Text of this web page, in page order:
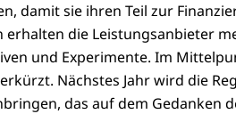
damit sie ihren Teil zur
erhalten die Leistungsanbieter
und Experimente. Im
Nächstes Jahr wird die
das auf dem Gedanken